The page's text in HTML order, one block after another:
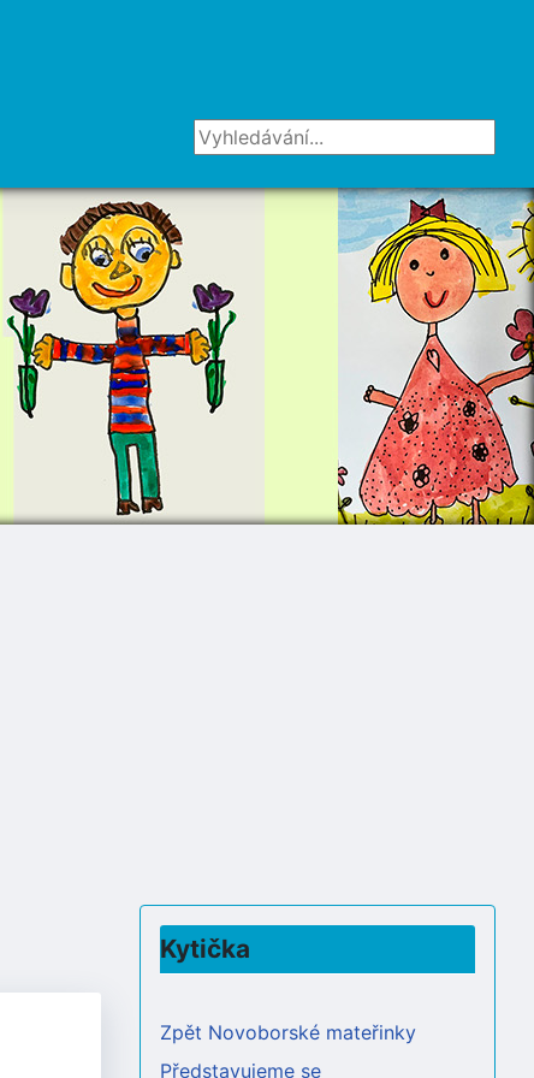
Vyhledávání...
Kytička
Zpět Novoborské mateřinky
Představujeme se